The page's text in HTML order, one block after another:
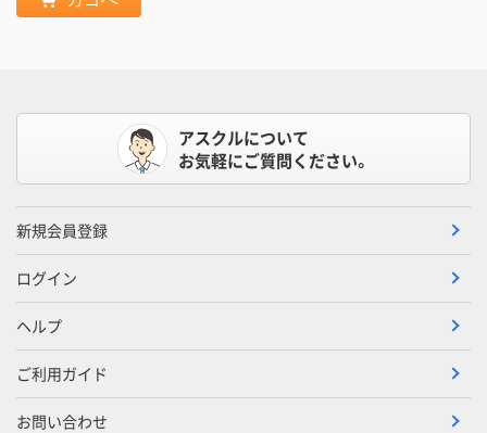
アスクルについて
お気軽にご質問ください。
新規会員登録
ログイン
ヘルプ
ご利用ガイド
お問い合わせ